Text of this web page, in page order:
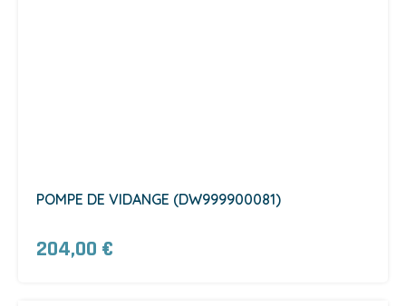
POMPE DE VIDANGE (DW999900081)
204,00 €